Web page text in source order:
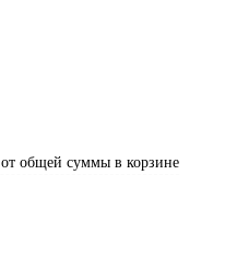
от общей суммы в корзине